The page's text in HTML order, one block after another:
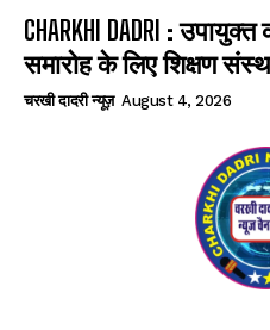
CHARKHI DADRI :
समारोह के लिए शिक्षण
चरखी दादरी न्यूज़ August 4, 2026